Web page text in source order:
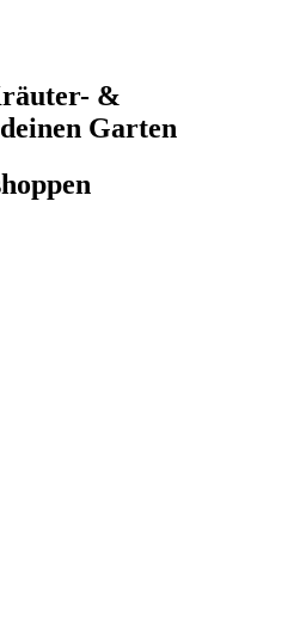
&
Garten